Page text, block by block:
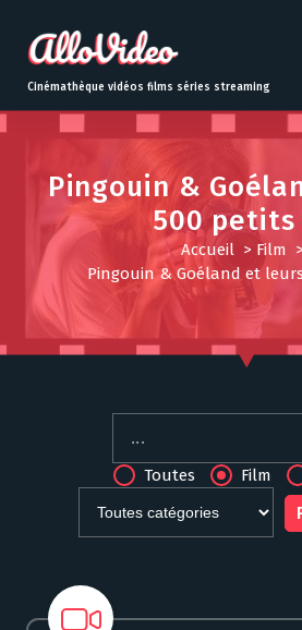
t
o
Cinémathèque vidéos films séries streaming
Pingouin &
500 petits
Accueil> Film >
Pingouin & Goéland et
Toutes Film